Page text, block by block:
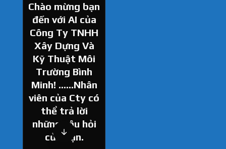
Chào mừng bạn
đến với AI của
Công Ty TNHH
Xây Dựng Và
Kỹ Thuật Môi
Trường Bình
Minh! ......Nhân
viên của Cty có
thể trả lời
những câu hỏi
của bạn.